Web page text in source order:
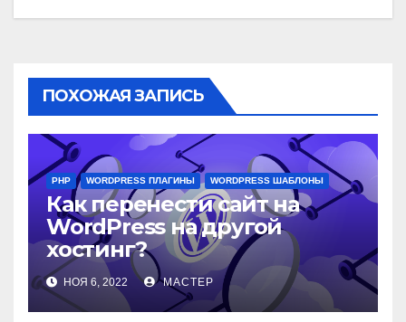
ПОХОЖАЯ ЗАПИСЬ
PHP WORDPRESS ПЛАГИНЫ WORDPRESS ШАБЛОНЫ
Как перенести сайт на
WordPress на другой
хостинг?
НОЯ 6, 2022 МАСТЕР